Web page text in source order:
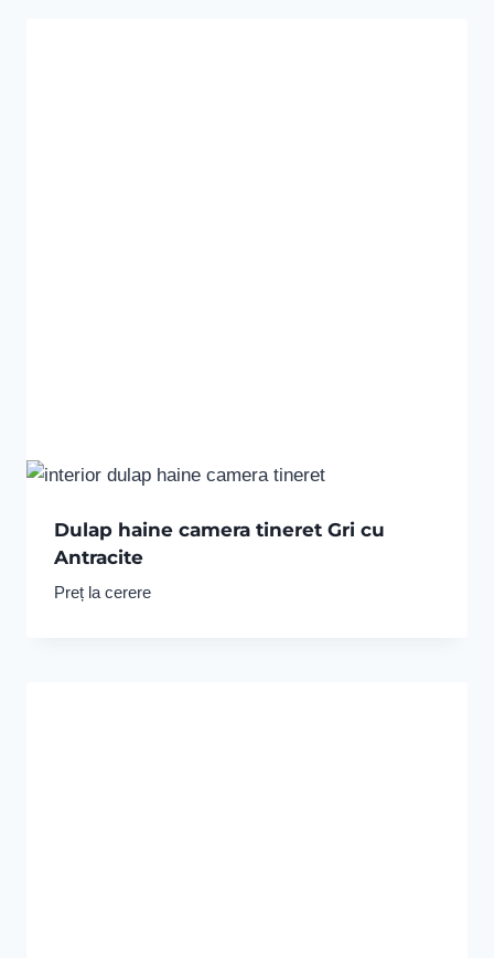
Dulap haine camera tineret Gri cu
Antracite
Preț la cerere